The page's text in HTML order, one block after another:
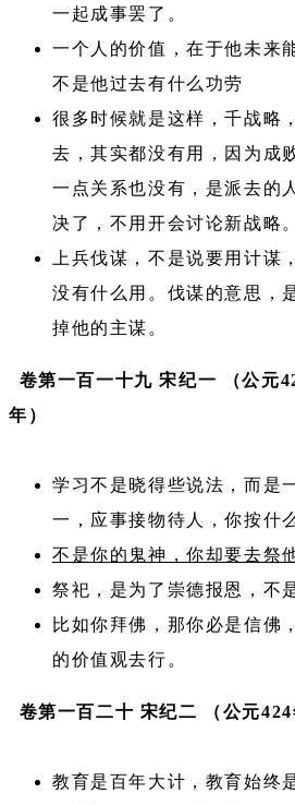
一起成事罢了。
一个人的价值，在于他未来
不是他过去有什么功劳
很多时候就是这样，千战略
去，其实都没有用，因为成
一点关系也没有，是派去的
决了，不用开会讨论新战略。
上兵伐谋，不是说要用计谋
没有什么用。伐谋的意思，
掉他的主谋。
卷第一百一十九 宋纪一 （公元
年）
学习不是晓得些说法，而是
一，应事接物待人，你按什
不是你的鬼神，你却要去祭
祭祀，是为了崇德报恩，不
比如你拜佛，那你必是信佛
的价值观去行。
卷第一百二十 宋纪二 （公元
教育是百年大计，教育始终